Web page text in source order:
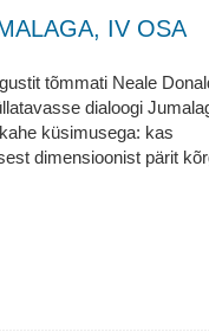
IV OSA
tõmmati Neale
dialoogi
küsimusega: kas
dimensioonist pärit